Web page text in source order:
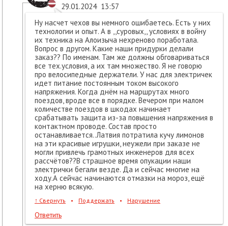
29.01.2024 13:57
Ну насчет чехов вы немного ошибаетесь. Есть у них
технологии и опыт. А в ,,суровых,, условиях в войну
их техника на Алоизыча нехреново поработала.
Вопрос в другом. Какие наши придурки делали
заказ?? По именам. Там же должны обговариваться
все тех.условия, а их там множество. Я не говорю
про велосипедные держатели. У нас для электричек
идет питание постоянным током высокого
напряжения. Когда днём на маршрутах много
поездов, вроде все в порядке. Вечером при малом
количестве поездов в шкодах начинает
срабатывать защита из-за повышения напряжения в
контактном проводе. Состав просто
останавливается..Латвия потратила кучу лимонов
на эти красивые игрушки, неужели при заказе не
могли привлечь грамотных инженеров для всех
рассчётов??В страшное время опукации наши
электрички бегали везде. Да и сейчас многие на
ходу.А сейчас начинаются отмазки на мороз, ещё
на херню всякую.
↑ Свернуть • Поддержать • Нарушение
Ответить